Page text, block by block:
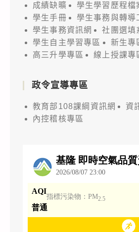
成績缺曠
學生學習歷程檔
學生手冊
學生事務與轉導
學生事務資訊網
社團選填
學生自主學習專區
新生專
高三升學專區
線上授課專
政令宣導專區
教育部108課綱資訊網
資
內控稽核專區